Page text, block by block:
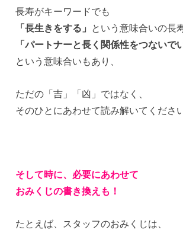
長寿がキーワードでも
「長生きをする」 という意味合いの長
「パートナーと長く関係性をつないで
という意味合いもあり、
ただの「吉」「凶」ではなく、
そのひとにあわせて読み解いてくださ
そして時に、必要にあわせて
おみくじの書き換えも！
たとえば、スタッフのおみくじは、